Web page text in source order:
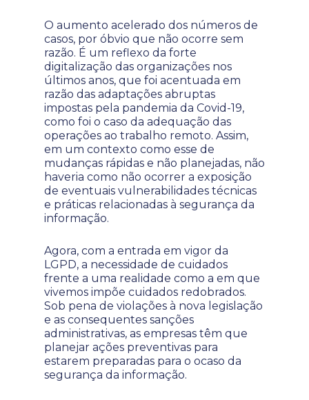
O aumento acelerado dos números de
casos, por óbvio que não ocorre sem
razão. É um reflexo da forte
digitalização das organizações nos
últimos anos, que foi acentuada em
razão das adaptações abruptas
impostas pela pandemia da Covid-19,
como foi o caso da adequação das
operações ao trabalho remoto. Assim,
em um contexto como esse de
mudanças rápidas e não planejadas, não
haveria como não ocorrer a exposição
de eventuais vulnerabilidades técnicas
e práticas relacionadas à segurança da
informação.
Agora, com a entrada em vigor da
LGPD, a necessidade de cuidados
frente a uma realidade como a em que
vivemos impõe cuidados redobrados.
Sob pena de violações à nova legislação
e as consequentes sanções
administrativas, as empresas têm que
planejar ações preventivas para
estarem preparadas para o ocaso da
segurança da informação.